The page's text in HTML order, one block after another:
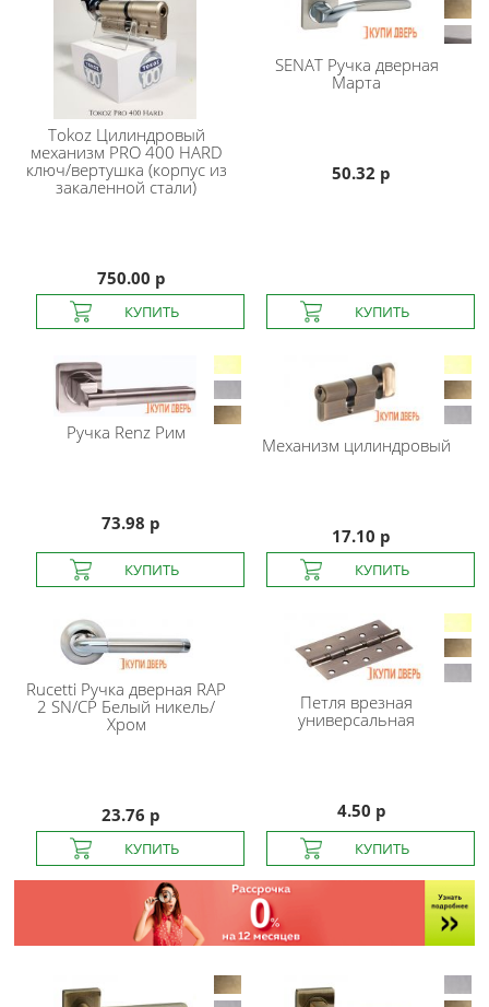
TokozЦилиндровый
механизм PRO 400 HARD
ключ/вертушка (корпус из
закаленной стали)
750.00 р
SENATРучка дверная
Марта
50.32 р
Ручка Renz Рим
73.98 р
Механизм цилиндровый
17.10 р
Rucetti Ручка дверная RAP
2 SN/CP Белый никель/
Хром
23.76 р
Петля врезная
универсальная
4.50 р